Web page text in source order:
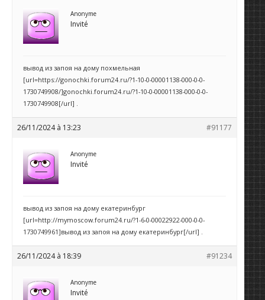
Anonyme
Invité
вывод из запоя на дому похмельная
[url=https://gonochki.forum24.ru/?1-10-0-00001138-000-0-0-
1730749908/]gonochki.forum24.ru/?1-10-0-00001138-000-0-0-
1730749908[/url] .
26/11/2024 à 13:23 #91177
Anonyme
Invité
вывод из запоя на дому екатеринбург
[url=http://mymoscow.forum24.ru/?1-6-0-00022922-000-0-0-
1730749961]вывод из запоя на дому екатеринбург[/url] .
26/11/2024 à 18:39 #91234
Anonyme
Invité